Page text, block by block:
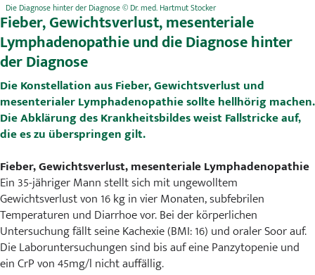
Die Diagnose hinter der Diagnose © Dr. med. Hartmut Stocker
Fieber, Gewichtsverlust, mesenteriale
Lymphadenopathie und die Diagnose hinter
der Diagnose
Die Konstellation aus Fieber, Gewichtsverlust und
mesenterialer Lymphadenopathie sollte hellhörig machen.
Die Abklärung des Krankheitsbildes weist Fallstricke auf,
die es zu überspringen gilt.
Fieber, Gewichtsverlust, mesenteriale Lymphadenopathie
Ein 35-jähriger Mann stellt sich mit ungewolltem
Gewichtsverlust von 16 kg in vier Monaten, subfebrilen
Temperaturen und Diarrhoe vor. Bei der körperlichen
Untersuchung fällt seine Kachexie (BMI: 16) und oraler Soor auf.
Die Laboruntersuchungen sind bis auf eine Panzytopenie und
ein CrP von 45mg/l nicht auffällig.